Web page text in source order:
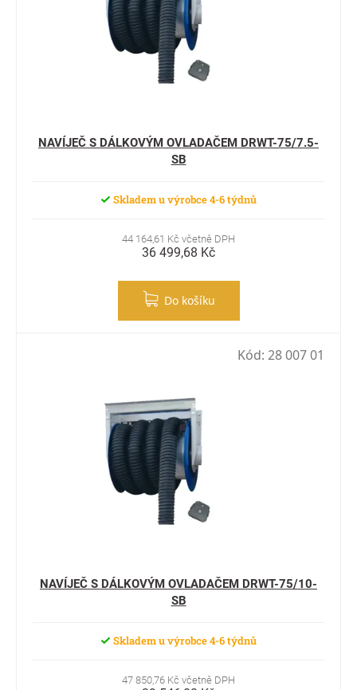
NAVÍJEČ S DÁLKOVÝM OVLADAČEM DRWT-75/7.5-
SB
Skladem u výrobce 4-6 týdnů
44 164,61 Kč včetně DPH
36 499,68 Kč
Do košíku
NAVÍJEČ S DÁLKOVÝM OVLADAČEM DRWT-75/10-
SB
Skladem u výrobce 4-6 týdnů
47 850,76 Kč včetně DPH
Kód: 28 007 01